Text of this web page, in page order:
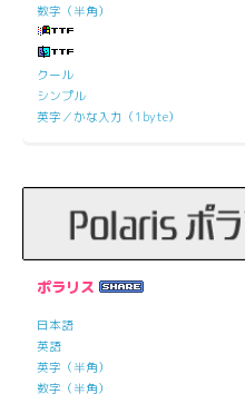
数字（半角）
クール
シンプル
英字／かな入力（1byte）
ポラリス
日本語
英語
英字（半角）
数字（半角）